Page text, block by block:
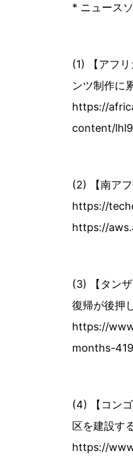
* ニュース
(1) 【アフ
ンツ制作に
https://
content/
(2) 【南ア
https://
https://
(3) 【タン
復帰が後押
https://
months-
(4) 【コン
区を建設す
https://